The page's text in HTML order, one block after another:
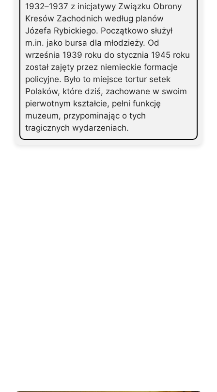
1932–1937 z inicjatywy Związku Obrony
Kresów Zachodnich według planów
Józefa Rybickiego. Początkowo służył
m.in. jako bursa dla młodzieży. Od
września 1939 roku do stycznia 1945 roku
został zajęty przez niemieckie formacje
policyjne. Było to miejsce tortur setek
Polaków, które dziś, zachowane w swoim
pierwotnym kształcie, pełni funkcję
muzeum, przypominając o tych
tragicznych wydarzeniach.